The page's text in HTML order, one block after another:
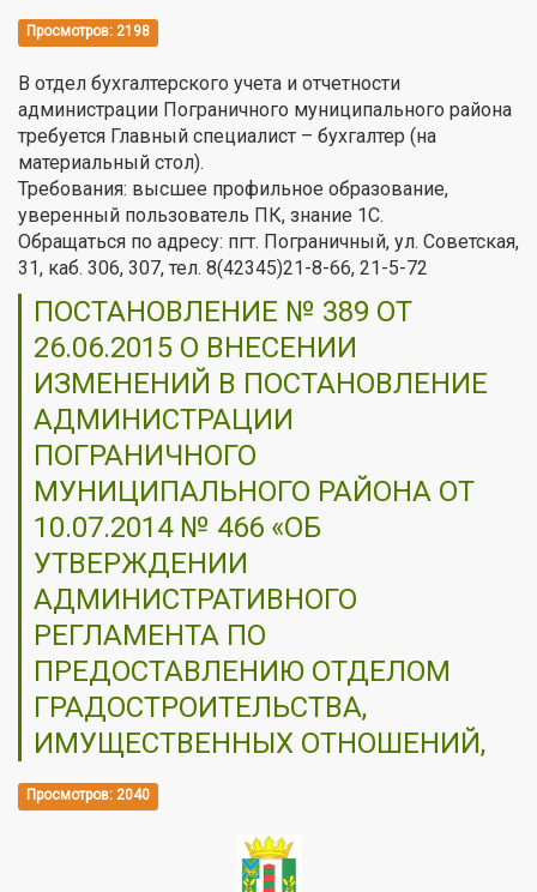
Просмотров: 2198
В отдел бухгалтерского учета и отчетности
администрации Пограничного муниципального района
требуется Главный специалист – бухгалтер (на
материальный стол).
Требования: высшее профильное образование,
уверенный пользователь ПК, знание 1С.
Обращаться по адресу: пгт. Пограничный, ул. Советская,
31, каб. 306, 307, тел. 8(42345)21-8-66, 21-5-72
ПОСТАНОВЛЕНИЕ № 389 ОТ
26.06.2015 О ВНЕСЕНИИ
ИЗМЕНЕНИЙ В ПОСТАНОВЛЕНИЕ
АДМИНИСТРАЦИИ
ПОГРАНИЧНОГО
МУНИЦИПАЛЬНОГО РАЙОНА ОТ
10.07.2014 № 466 «ОБ
УТВЕРЖДЕНИИ
АДМИНИСТРАТИВНОГО
РЕГЛАМЕНТА ПО
ПРЕДОСТАВЛЕНИЮ ОТДЕЛОМ
ГРАДОСТРОИТЕЛЬСТВА,
ИМУЩЕСТВЕННЫХ ОТНОШЕНИЙ,
Просмотров: 2040